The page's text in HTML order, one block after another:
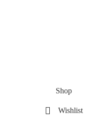
Shop
Wishlist